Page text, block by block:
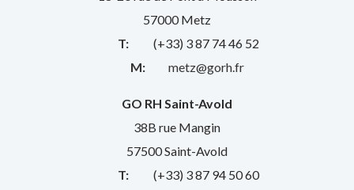
57000 Metz
T:
(+33) 3 87 74 46 52
M:
metz@gorh.fr
GO RH Saint-Avold
38B rue Mangin
57500 Saint-Avold
T:
(+33) 3 87 94 50 60